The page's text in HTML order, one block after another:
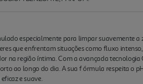
especialmente para limpar suavemente
que enfrentam situações como fluxo
na região íntima. Com a avançada
ao longo do dia. A sua f órmula respeita o
e suave.